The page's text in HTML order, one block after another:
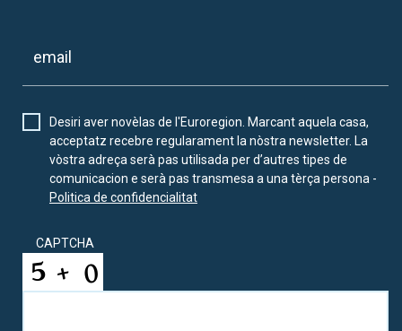
Desiri aver novèlas de l'Euroregion. Marcant aquela casa,
acceptatz recebre regularament la nòstra newsletter. La
vòstra adreça serà pas utilisada per d’autres tipes de
comunicacion e serà pas transmesa a una tèrça persona -
Politica de confidencialitat
CAPTCHA